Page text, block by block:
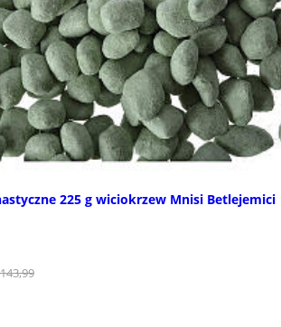
225 g wiciokrzew Mnisi Betlejemici
143,99